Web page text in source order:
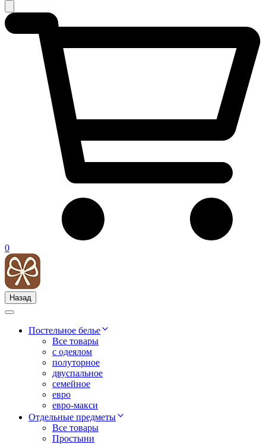
0
Назад
Постельное белье
Все товары
с одеялом
полуторное
двуспальное
семейное
евро
евро-макси
Отдельные предметы
Все товары
Простыни